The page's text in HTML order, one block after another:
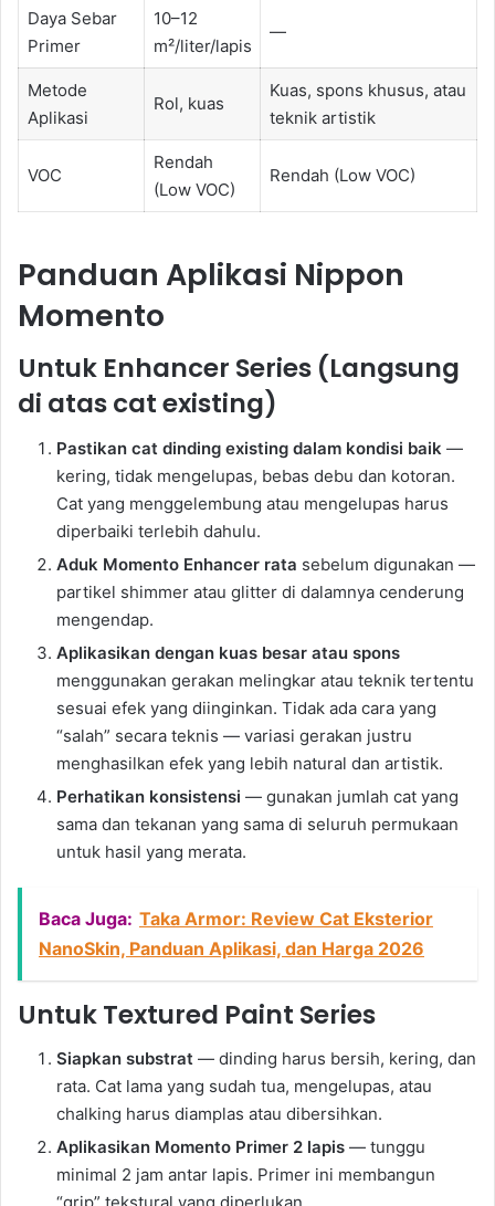
Daya Sebar
Primer
10–12
m²/liter/lapis
—
Metode
Aplikasi
Rol, kuas
Kuas, spons khusus, atau
teknik artistik
VOC
Rendah
(Low VOC)
Rendah (Low VOC)
Panduan Aplikasi Nippon
Momento
Untuk Enhancer Series (Langsung
di atas cat existing)
Pastikan cat dinding existing dalam kondisi baik —
kering, tidak mengelupas, bebas debu dan kotoran.
Cat yang menggelembung atau mengelupas harus
diperbaiki terlebih dahulu.
Aduk Momento Enhancer rata sebelum digunakan —
partikel shimmer atau glitter di dalamnya cenderung
mengendap.
Aplikasikan dengan kuas besar atau spons
menggunakan gerakan melingkar atau teknik tertentu
sesuai efek yang diinginkan. Tidak ada cara yang
“salah” secara teknis — variasi gerakan justru
menghasilkan efek yang lebih natural dan artistik.
Perhatikan konsistensi — gunakan jumlah cat yang
sama dan tekanan yang sama di seluruh permukaan
untuk hasil yang merata.
Baca Juga: Taka Armor: Review Cat Eksterior
NanoSkin, Panduan Aplikasi, dan Harga 2026
Untuk Textured Paint Series
Siapkan substrat — dinding harus bersih, kering, dan
rata. Cat lama yang sudah tua, mengelupas, atau
chalking harus diamplas atau dibersihkan.
Aplikasikan Momento Primer 2 lapis — tunggu
minimal 2 jam antar lapis. Primer ini membangun